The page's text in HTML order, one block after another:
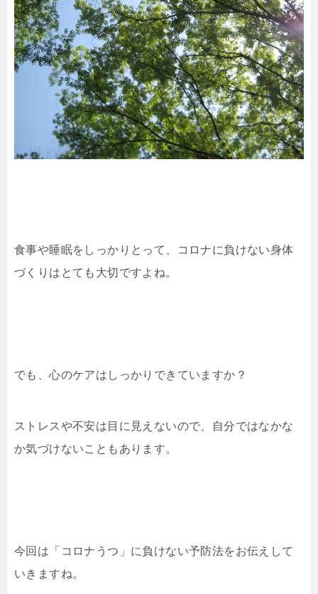
食事や睡眠をしっかりとって、コロナに負けない身体
づくりはとても大切ですよね。
でも、心のケアはしっかりできていますか？
ストレスや不安は目に見えないので、自分ではなかな
か気づけないこともあります。
今回は「コロナうつ」に負けない予防法をお伝えして
いきますね。